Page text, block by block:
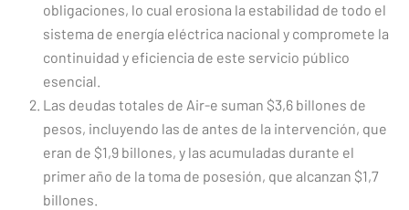
obligaciones, lo cual erosiona la estabilidad de todo el
sistema de energía eléctrica nacional y compromete la
continuidad y eficiencia de este servicio público
esencial.
Las deudas totales de Air-e suman $3,6 billones de
pesos, incluyendo las de antes de la intervención, que
eran de $1,9 billones, y las acumuladas durante el
primer año de la toma de posesión, que alcanzan $1,7
billones.